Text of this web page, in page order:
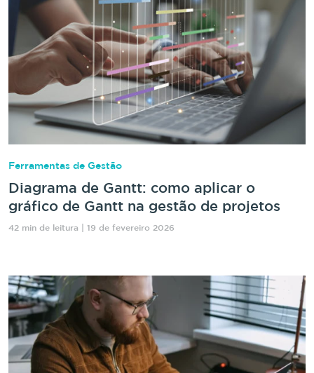
Ferramentas de Gestão
Diagrama de Gantt: como aplicar o
gráfico de Gantt na gestão de projetos
42 min de leitura | 19 de fevereiro 2026